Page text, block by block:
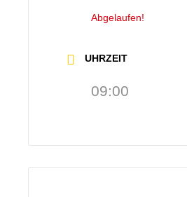
Abgelaufen!
UHRZEIT
09:00